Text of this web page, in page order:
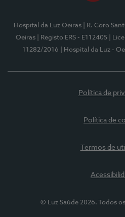
Hospital da Luz Oeiras
| R. Coro
Oeiras
| Registo ERS - E112405
|
11282/2016
| Hospital da Luz -
Política de
Política de
Termos de
© Luz Saúde 2026. Todos